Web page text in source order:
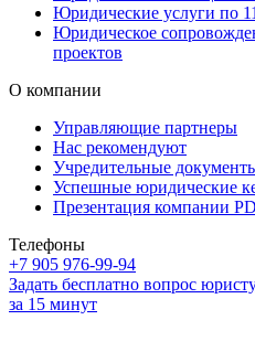
Юридические услуги по
Юридическое
проектов
О компании
Управляющие партнеры
Нас рекомендуют
Учредительные
Успешные юридические
Презентация компании
Телефоны
+7 905 976-99-94
Задать бесплатно вопрос
за 15 минут